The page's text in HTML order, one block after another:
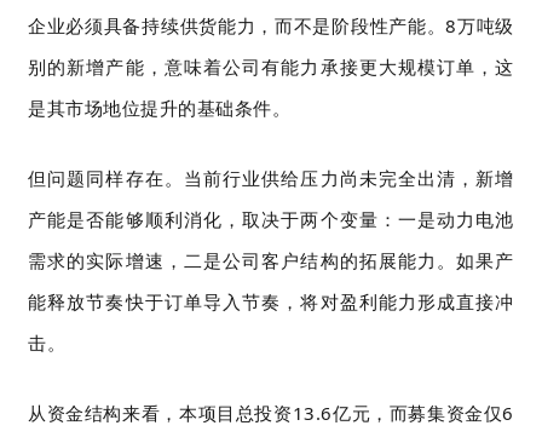
企业必须具备持续供货能力，而不是阶段性产能。8万吨级
别的新增产能，意味着公司有能力承接更大规模订单，这
是其市场地位提升的基础条件。
但问题同样存在。当前行业供给压力尚未完全出清，新增
产能是否能够顺利消化，取决于两个变量：一是动力电池
需求的实际增速，二是公司客户结构的拓展能力。如果产
能释放节奏快于订单导入节奏，将对盈利能力形成直接冲
击。
从资金结构来看，本项目总投资13.6亿元，而募集资金仅6